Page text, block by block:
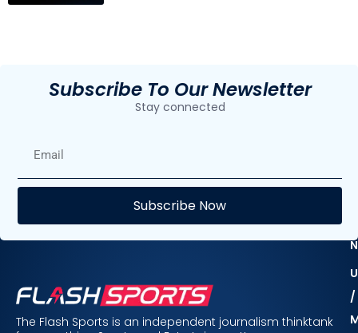
Subscribe To Our Newsletter
Stay connected
Subscribe Now
The Flash Sports is an independent journalism thinktank
/